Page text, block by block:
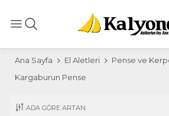
Ana Sayfa El Aletleri
Pense ve
Kargaburun Pense